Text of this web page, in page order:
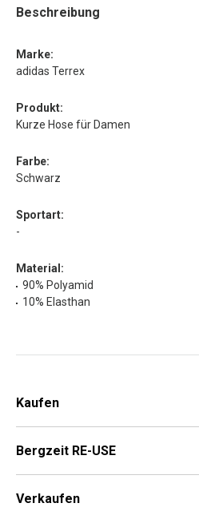
Beschreibung
Marke:
adidas Terrex
Produkt:
Kurze Hose für Damen
Farbe:
Schwarz
Sportart:
-
Material:
90% Polyamid
10% Elasthan
Kaufen
Bergzeit RE-USE
Verkaufen